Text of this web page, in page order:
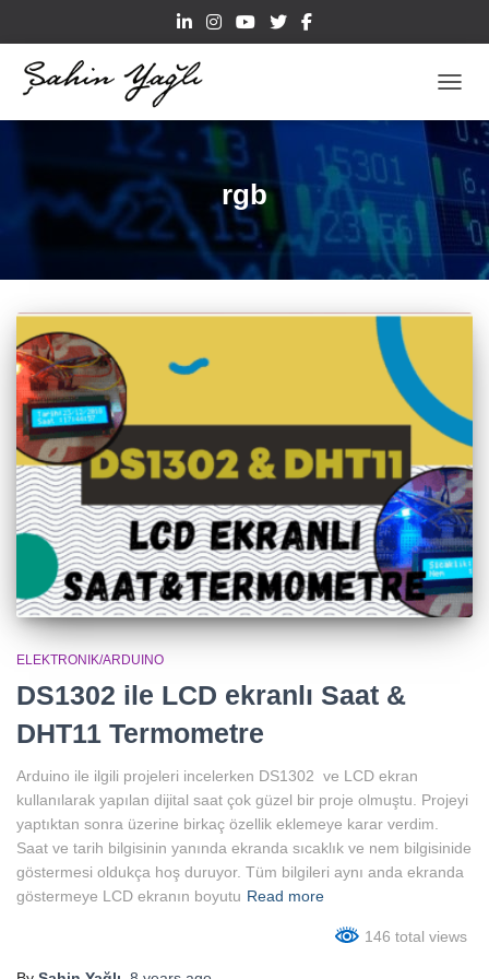
rgb
ELEKTRONIK/ARDUINO
DS1302 ile LCD ekranlı Saat &
DHT11 Termometre
Arduino ile ilgili projeleri incelerken DS1302 ve LCD ekran
kullanılarak yapılan dijital saat çok güzel bir proje olmuştu. Projeyi
yaptıktan sonra üzerine birkaç özellik eklemeye karar verdim.
Saat ve tarih bilgisinin yanında ekranda sıcaklık ve nem bilgisinide
göstermesi oldukça hoş duruyor. Tüm bilgileri aynı anda ekranda
göstermeye LCD ekranın boyutu Read more
146 total views